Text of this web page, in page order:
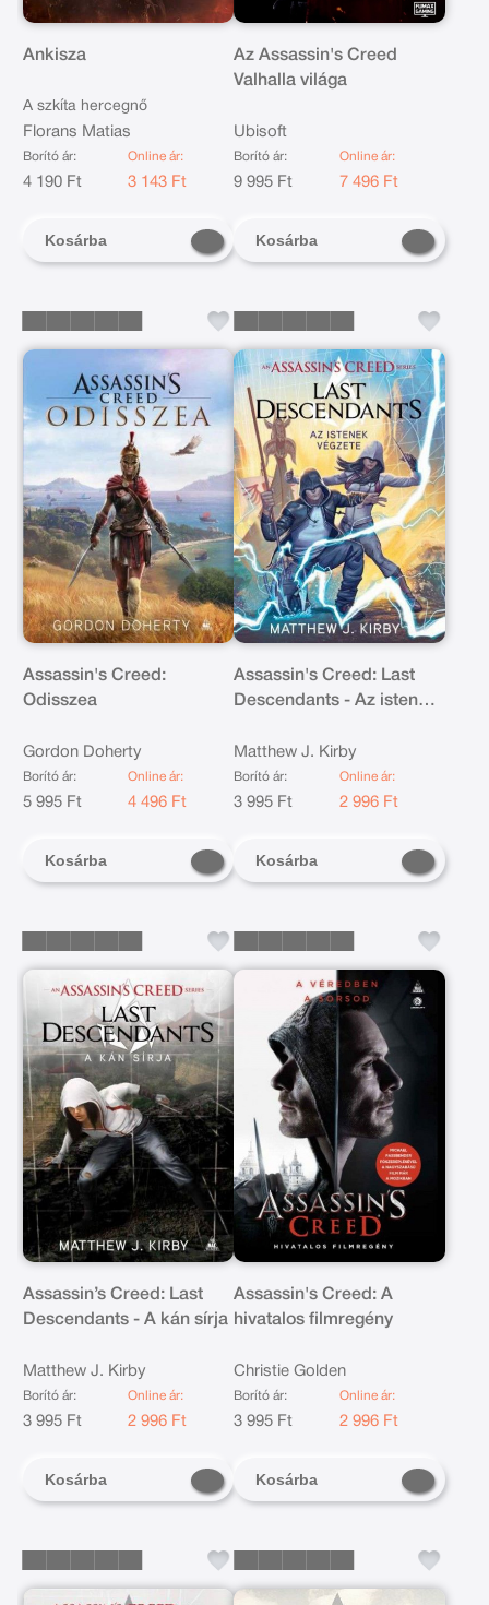
Ankisza
A szkíta hercegnő
Florans Matias
Borító ár:
4 190 Ft
Online ár:
3 143 Ft
Kosárba
Az Assassin's Creed
Valhalla világa
Ubisoft
Borító ár:
9 995 Ft
Online ár:
7 496 Ft
Kosárba
Assassin's Creed:
Odisszea
Gordon Doherty
Borító ár:
5 995 Ft
Online ár:
4 496 Ft
Kosárba
Assassin's Creed: Last
Descendants - Az istenek
Matthew J. Kirby
Borító ár:
3 995 Ft
Online ár:
2 996 Ft
Kosárba
Assassin’s Creed: Last
Descendants - A kán sírja
Matthew J. Kirby
Borító ár:
3 995 Ft
Online ár:
2 996 Ft
Kosárba
Assassin's Creed: A
hivatalos filmregény
Christie Golden
Borító ár:
3 995 Ft
Online ár:
2 996 Ft
Kosárba